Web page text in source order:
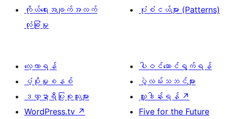
ကိုယ်ရေးအချက်အလက်
လုံခြုံမှု
ပုံစံငယ်များ (Patterns)
လေ့လာရန်
ပံ့ပိုးမှုစနစ်
ဒဏ္ဍာရီပြုစုသူများ
WordPress.tv ↗
ပါဝင်ဆောင်ရွက်ရန်
ပွဲလမ်းသဘင်များ
လှူဒါန်းရန် ↗
Five for the Future